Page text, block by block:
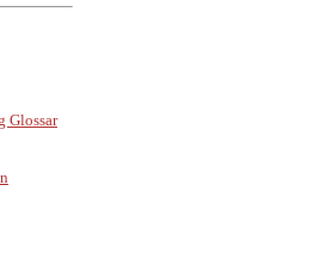
Glossar